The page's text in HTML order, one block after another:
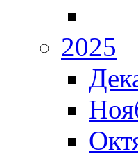
2025